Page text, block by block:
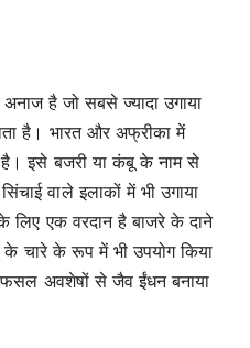
है जो सबसे ज्यादा उगाया
है। भारत और अफ्रीका में
इसे बजरी या कंबू के नाम से
वाले इलाकों में भी उगाया
एक वरदान है बाजरे के दाने
के रूप में भी उपयोग किया
अवशेषों से जैव ईंधन बनाया